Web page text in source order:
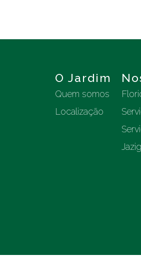
O Jardim
Quem somos
Localização